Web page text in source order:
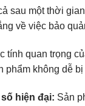
sau một thời
về việc bảo
tính quan trọng
phẩm không dễ
hiện đại: Sản